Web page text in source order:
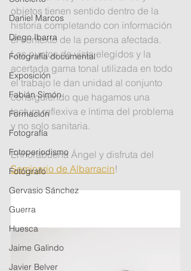
Daniel Marcos
Diego Ibarra
Fotografía documental
Exposición
Fabián Simón
Formación
Fotografía
Fotoperiodismo
Fotógrafo
Gervasio Sánchez
Guerra
Huesca
Jaime Galindo
Javier Belver
objetos tienen sentido dentro de la
historia completando con información
el contexto de la persona afectada.
Los puntos de vista elegidos y la
acertada gama tonal utilizada en todo
el trabajo le dan unidad al conjunto
consiguiendo que hagamos una
lectura reflexiva e íntima del problema
y no solo sanitaria.
Enhorabuena Ángel y disfruta del
Seminario de Albarracín!